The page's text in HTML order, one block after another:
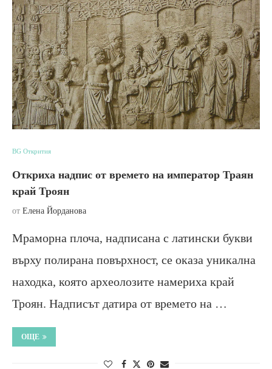
BG Открития
Откриха надпис от времето на император Траян
край Троян
от Елена Йорданова
Мраморна плоча, надписана с латински букви
върху полирана повърхност, се оказа уникална
находка, която археолозите намериха край
Троян. Надписът датира от времето на …
ОЩЕ